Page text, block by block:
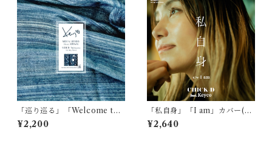
「巡り巡る」「Welcome to
my love」(7inch vinyl) spec
ial edition
¥2,200
「私自身」「I am」カバー(7i
nch vinyl)
¥2,640